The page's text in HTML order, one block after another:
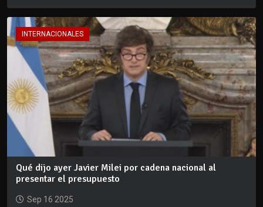
INTERNACIONALES
Qué dijo ayer Javier Milei por cadena nacional al
presentar el presupuesto
Sep 16 2025